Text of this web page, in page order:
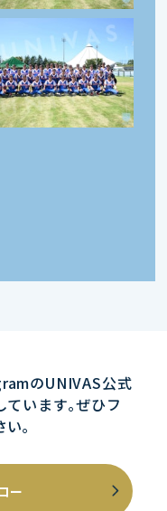
のUNIVAS公式
ています｡ぜひフ
い｡
ー